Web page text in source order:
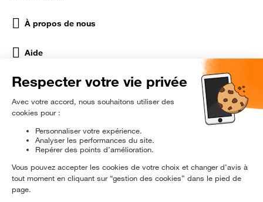
À propos de nous
Aide
Réseaux Sociaux
rɘconditionné